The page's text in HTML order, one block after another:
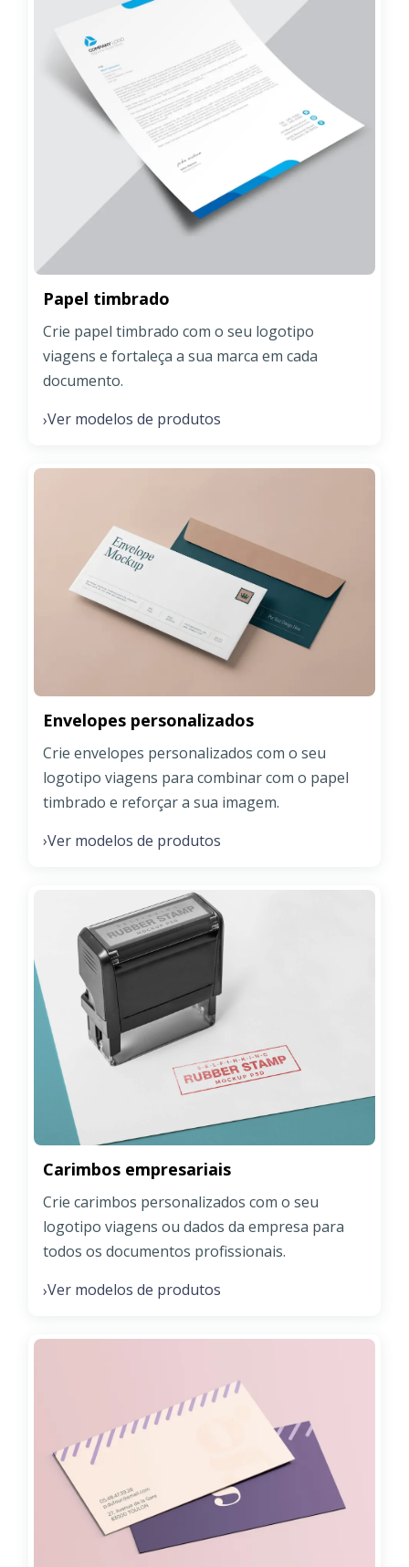
Papel timbrado
Crie papel timbrado com o seu logotipo
viagens e fortaleça a sua marca em cada
documento.
›Ver modelos de produtos
Envelopes personalizados
Crie envelopes personalizados com o seu
logotipo viagens para combinar com o papel
timbrado e reforçar a sua imagem.
›Ver modelos de produtos
Carimbos empresariais
Crie carimbos personalizados com o seu
logotipo viagens ou dados da empresa para
todos os documentos profissionais.
›Ver modelos de produtos